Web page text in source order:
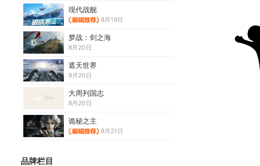
现代战舰
8月19日
梦战：剑之海
8月20日
遮天世界
8月20日
大周列国志
8月20日
诡秘之主
8月21日
品牌栏目